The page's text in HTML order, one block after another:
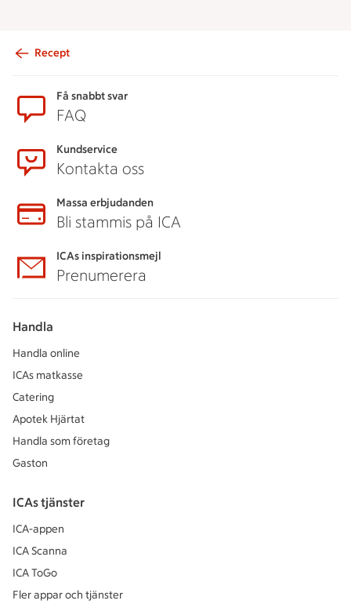
Recept
Få snabbt svar
FAQ
Kundservice
Kontakta oss
Massa erbjudanden
Bli stammis på ICA
ICAs inspirationsmejl
Prenumerera
Handla
Handla online
ICAs matkasse
Catering
Apotek Hjärtat
Handla som företag
Gaston
ICAs tjänster
ICA-appen
ICA Scanna
ICA ToGo
Fler appar och tjänster